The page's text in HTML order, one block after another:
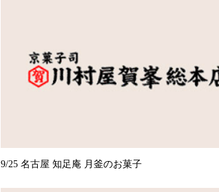
9/25 名古屋 知足庵 月釜のお菓子